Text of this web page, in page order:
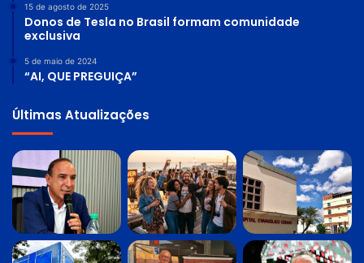
15 de agosto de 2025
Donos de Tesla no Brasil formam comunidade
exclusiva
5 de maio de 2024
“AI, QUE PREGUIÇA”
Últimas Atualizações